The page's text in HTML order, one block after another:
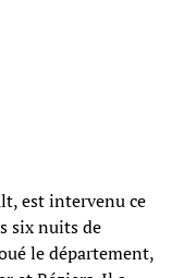
est intervenu ce
six nuits de
le département,